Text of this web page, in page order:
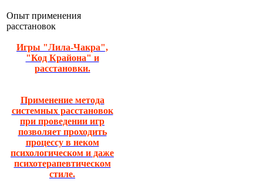
Опыт применения
расстановок
Игры "Лила-Чакра",
"Код Крайона" и
расстановки.
Применение метода
системных расстановок
при проведении игр
позволяет проходить
процессу в неком
психологическом и даже
психотерапевтическом
стиле.